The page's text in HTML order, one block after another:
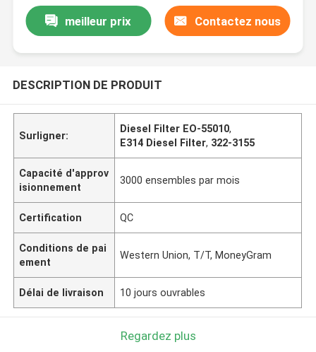
meilleur prix Contactez nous
DESCRIPTION DE PRODUIT
Surligner:
Diesel Filter EO-55010,
E314 Diesel Filter, 322-3155
Capacité d'approv
isionnement
3000 ensembles par mois
Certification QC
Conditions de pai
ement
Western Union, T/T, MoneyGram
Délai de livraison 10 jours ouvrables
Regardez plus